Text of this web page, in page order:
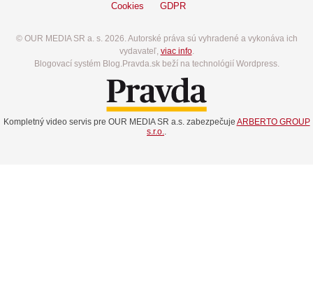
Cookies GDPR
© OUR MEDIA SR a. s. 2026. Autorské práva sú vyhradené a vykonáva ich
vydavateľ, viac info.
Blogovací systém Blog.Pravda.sk beží na technológií Wordpress.
Kompletný video servis pre OUR MEDIA SR a.s. zabezpečuje ARBERTO GROUP
s.r.o..